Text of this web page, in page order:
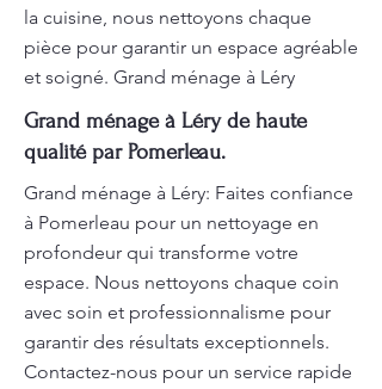
la cuisine, nous nettoyons chaque
pièce pour garantir un espace agréable
et soigné. Grand ménage à Léry
Grand ménage à Léry de haute
qualité par Pomerleau.
Grand ménage à Léry: Faites confiance
à Pomerleau pour un nettoyage en
profondeur qui transforme votre
espace. Nous nettoyons chaque coin
avec soin et professionnalisme pour
garantir des résultats exceptionnels.
Contactez-nous pour un service rapide